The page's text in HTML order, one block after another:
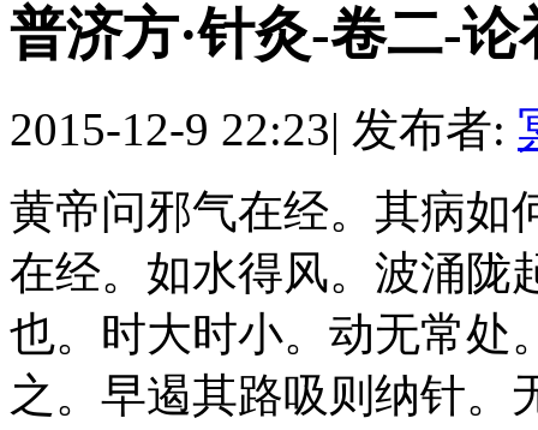
普济方·针灸-卷二-论
2015-12-9 22:23| 发布者:
黄帝问邪气在经。其病如
在经。如水得风。波涌陇
也。时大时小。动无常处
之。早遏其路吸则纳针。